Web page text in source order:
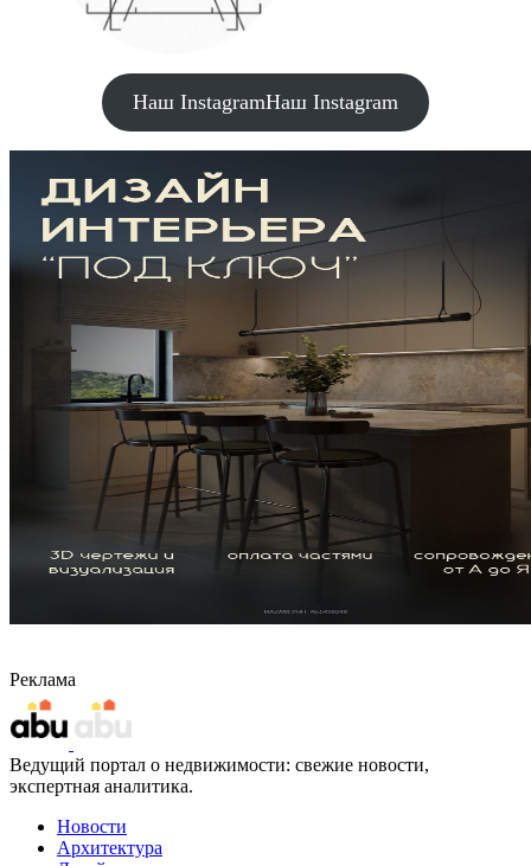
Наш InstagramНаш Instagram
Реклама
Ведущий портал о недвижимости: свежие новости,
экспертная аналитика.
Новости
Архитектура